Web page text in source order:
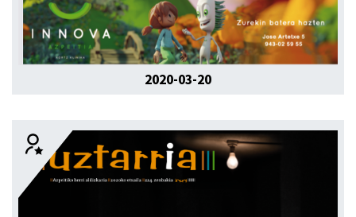
2020-03-20